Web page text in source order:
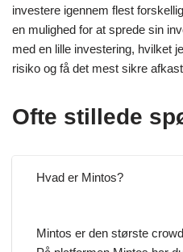
investere igennem flest
en mulighed for at sprede sin
med en lille investering, hvilket
risiko og få det mest sikre
Ofte stillede
Hvad er Mintos?
Mintos er den største